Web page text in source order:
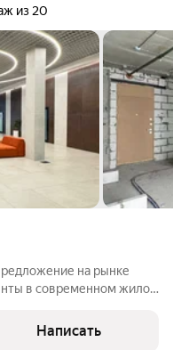
из 20
на рынке
Написать